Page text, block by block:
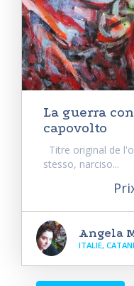
La guerra
capovolto
Titre original de
stesso, narciso...
Angela
ITALIE,